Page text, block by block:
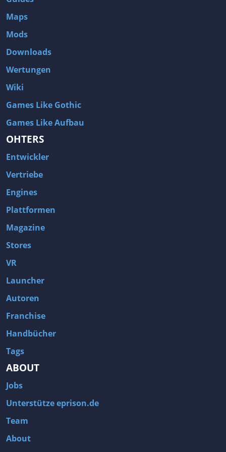
Maps
Mods
Downloads
Wertungen
Wiki
Games Like Gothic
Games Like Aufbau
OHTERS
Entwickler
Vertriebe
Engines
Plattformen
Magazine
Stores
VR
Launcher
Autoren
Franchise
Handbücher
Tags
ABOUT
Jobs
Unterstütze eprison.de
Team
About